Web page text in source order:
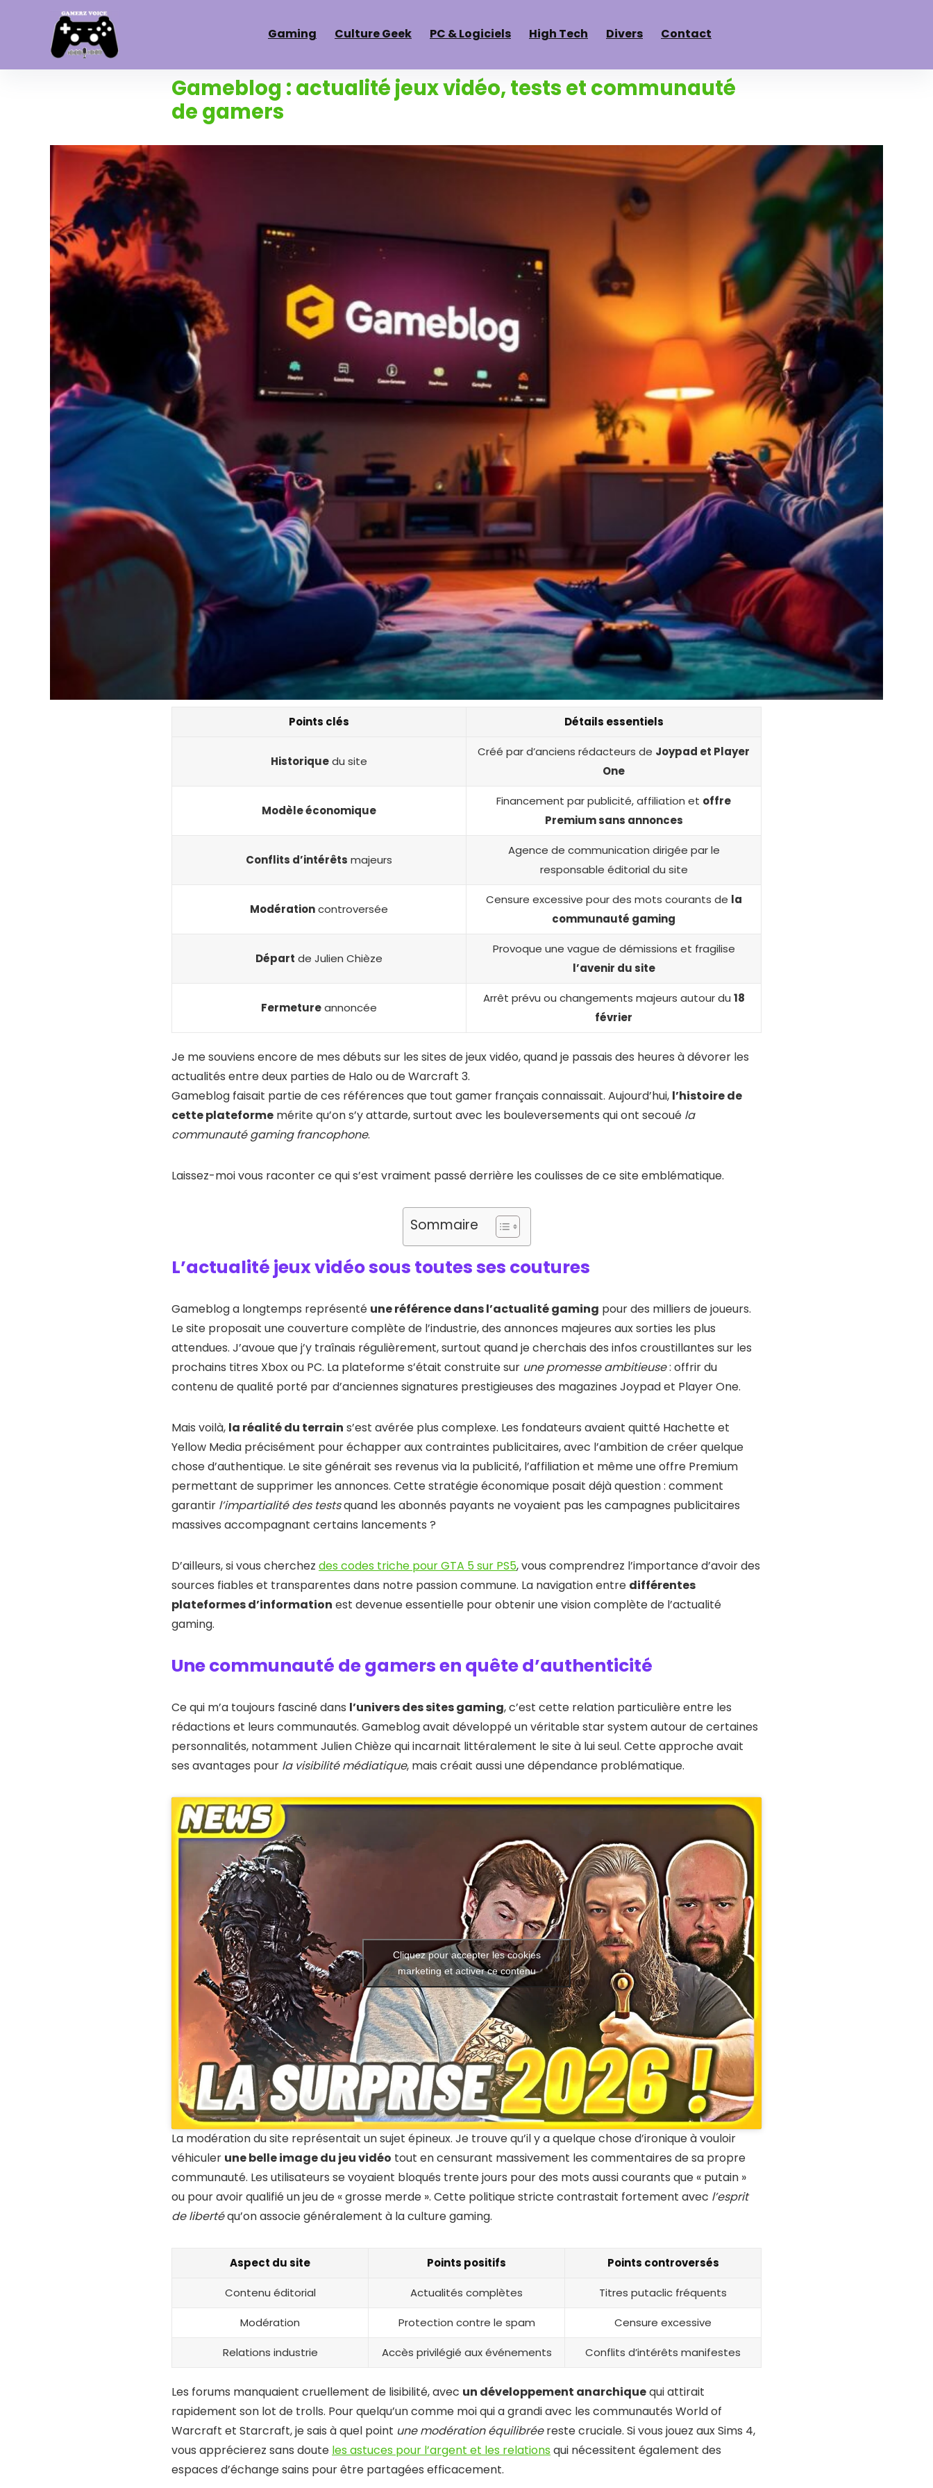
Gaming Culture Geek PC & Logiciels High Tech Divers Contact
Gameblog : actualité jeux vidéo, tests et communauté
de gamers
Points clés Détails essentiels
Historiquedu site
Créé par d’anciens rédacteurs de Joypad et Player
One
Modèle économique
Financement par publicité, affiliation et offre
Premium sans annonces
Conflits d’intérêts majeurs
Agence de communication dirigée par le
responsable éditorial du site
Modérationcontroversée
Censure excessive pour des mots courants de la
communauté gaming
Départ de Julien Chièze
Provoque une vague de démissions et fragilise
l’avenir du site
Fermetureannoncée
Arrêt prévu ou changements majeurs autour du 18
février
Je me souviens encore de mes débuts sur les sites de jeux vidéo, quand je passais des heures à dévorer les
actualités entre deux parties de Halo ou de Warcraft 3.
Gameblog faisait partie de ces références que tout gamer français connaissait. Aujourd’hui, l’histoire de
cette plateforme mérite qu’on s’y attarde, surtout avec les bouleversements qui ont secoué la
communauté gaming francophone.
Laissez-moi vous raconter ce qui s’est vraiment passé derrière les coulisses de ce site emblématique.
Sommaire
L’actualité jeux vidéo sous toutes ses coutures
Gameblog a longtemps représenté une référence dans l’actualité gaming pour des milliers de joueurs.
Le site proposait une couverture complète de l’industrie, des annonces majeures aux sorties les plus
attendues. J’avoue que j’y traînais régulièrement, surtout quand je cherchais des infos croustillantes sur les
prochains titres Xbox ou PC. La plateforme s’était construite sur une promesse ambitieuse: offrir du
contenu de qualité porté par d’anciennes signatures prestigieuses des magazines Joypad et Player One.
Mais voilà, la réalité du terrain s’est avérée plus complexe. Les fondateurs avaient quitté Hachette et
Yellow Media précisément pour échapper aux contraintes publicitaires, avec l’ambition de créer quelque
chose d’authentique. Le site générait ses revenus via la publicité, l’affiliation et même une offre Premium
permettant de supprimer les annonces. Cette stratégie économique posait déjà question : comment
garantir l’impartialité des testsquand les abonnés payants ne voyaient pas les campagnes publicitaires
massives accompagnant certains lancements ?
D’ailleurs, si vous cherchez des codes triche pour GTA 5 sur PS5, vous comprendrez l’importance d’avoir des
sources fiables et transparentes dans notre passion commune. La navigation entre différentes
plateformes d’information est devenue essentielle pour obtenir une vision complète de l’actualité
gaming.
Une communauté de gamers en quête d’authenticité
Ce qui m’a toujours fasciné dans l’univers des sites gaming, c’est cette relation particulière entre les
rédactions et leurs communautés. Gameblog avait développé un véritable star system autour de certaines
personnalités, notamment Julien Chièze qui incarnait littéralement le site à lui seul. Cette approche avait
ses avantages pour la visibilité médiatique, mais créait aussi une dépendance problématique.
Cliquez pour accepter les cookies
marketing et activer ce contenu
La modération du site représentait un sujet épineux. Je trouve qu’il y a quelque chose d’ironique à vouloir
véhiculer une belle image du jeu vidéo tout en censurant massivement les commentaires de sa propre
communauté. Les utilisateurs se voyaient bloqués trente jours pour des mots aussi courants que « putain »
ou pour avoir qualifié un jeu de « grosse merde ». Cette politique stricte contrastait fortement avec l’esprit
de libertéqu’on associe généralement à la culture gaming.
Aspect du site Points positifs Points controversés
Contenu éditorial Actualités complètes Titres putaclic fréquents
Modération Protection contre le spam Censure excessive
Relations industrie Accès privilégié aux événements Conflits d’intérêts manifestes
Les forums manquaient cruellement de lisibilité, avec un développement anarchiquequi attirait
rapidement son lot de trolls. Pour quelqu’un comme moi qui a grandi avec les communautés World of
Warcraft et Starcraft, je sais à quel point une modération équilibréereste cruciale. Si vous jouez aux Sims 4,
vous apprécierez sans doute les astuces pour l’argent et les relationsqui nécessitent également des
espaces d’échange sains pour être partagées efficacement.